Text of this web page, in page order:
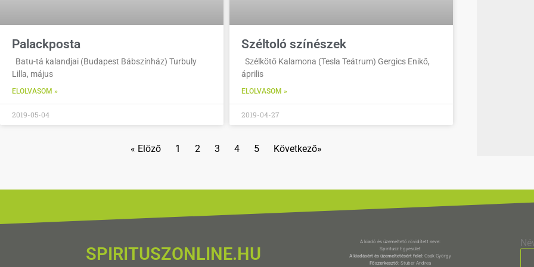
Palackposta
Batu-tá kalandjai (Budapest Bábszínház) Turbuly
Lilla, május
ELOLVASOM »
2019-05-04
Széltoló színészek
Szélkötő Kalamona (Tesla Teátrum) Gergics Enikő,
április
ELOLVASOM »
2019-04-27
« Elöző 1 2 3 4 5 Következő»
SPIRITUSZONLINE.HU
A kiadó és üzemeltető rövidített neve:
Spiritusz Egyesület
A kiadásért és üzemeltetésért felel: Csák György
Főszerkesztő: Stuber Andrea